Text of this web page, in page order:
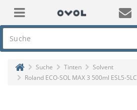
Suche Tinten
Solvent
Roland ECO-SOL MAX 3 500ml ESL5-5LC